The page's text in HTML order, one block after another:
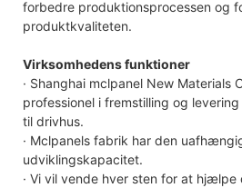
forbedre produktionsprocessen og
produktkvaliteten.
Virksomhedens funktioner
· Shanghai mclpanel New Materials
professionel i fremstilling og
til drivhus.
· Mclpanels fabrik har den
udviklingskapacitet.
· Vi vil vende hver sten for at